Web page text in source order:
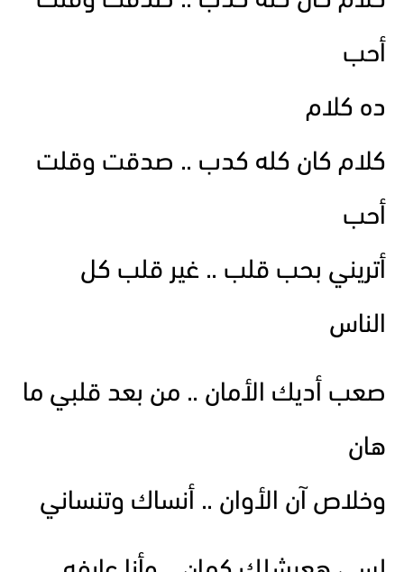
أحب
ده كلام
كلام كان كله كدب .. صدقت وقلت
أحب
أتريني بحب قلب .. غير قلب كل
الناس
صعب أديك الأمان .. من بعد قلبي ما
هان
وخلاص آن الأوان .. أنساك وتنساني